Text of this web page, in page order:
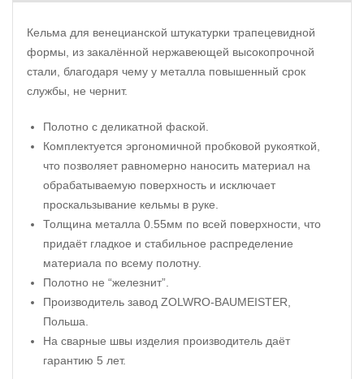
Кельма для венецианской штукатурки трапецевидной
формы, из закалённой нержавеющей высокопрочной
стали, благодаря чему у металла повышенный срок
службы, не чернит.
Полотно с деликатной фаской.
Комплектуется эргономичной пробковой рукояткой,
что позволяет равномерно наносить материал на
обрабатываемую поверхность и исключает
проскальзывание кельмы в руке.
Толщина металла 0.55мм по всей поверхности, что
придаёт гладкое и стабильное распределение
материала по всему полотну.
Полотно не “железнит”.
Производитель завод ZOLWRO-BAUMEISTER,
Польша.
На сварные швы изделия производитель даёт
гарантию 5 лет.